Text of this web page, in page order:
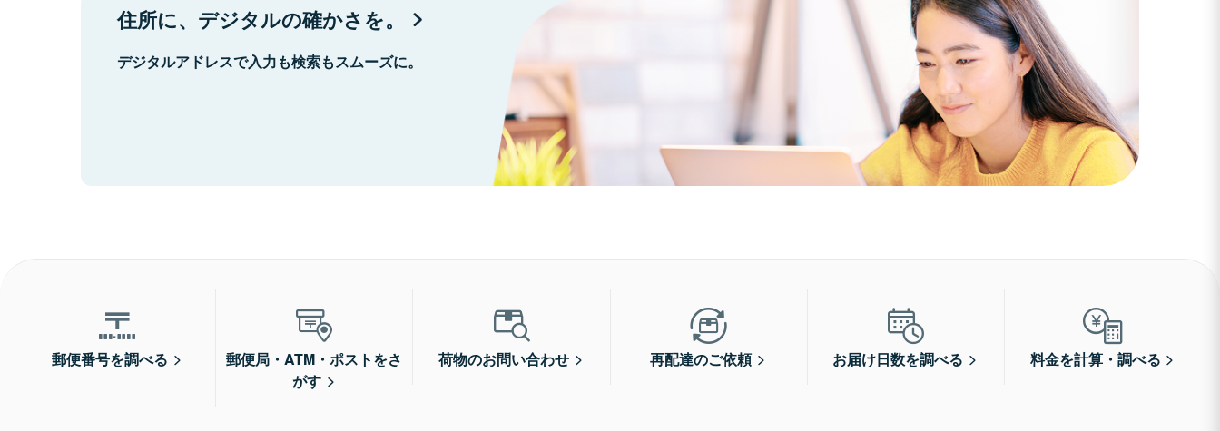
住所に、デジタルの確かさを。
デジタルアドレスで入力も検索もスムーズに。
郵便番号を調べる
郵便局・ATM・ポストをさ
がす
荷物のお問い合わせ 再配達のご依頼 お届け日数を調べる 料金を計算・調べる